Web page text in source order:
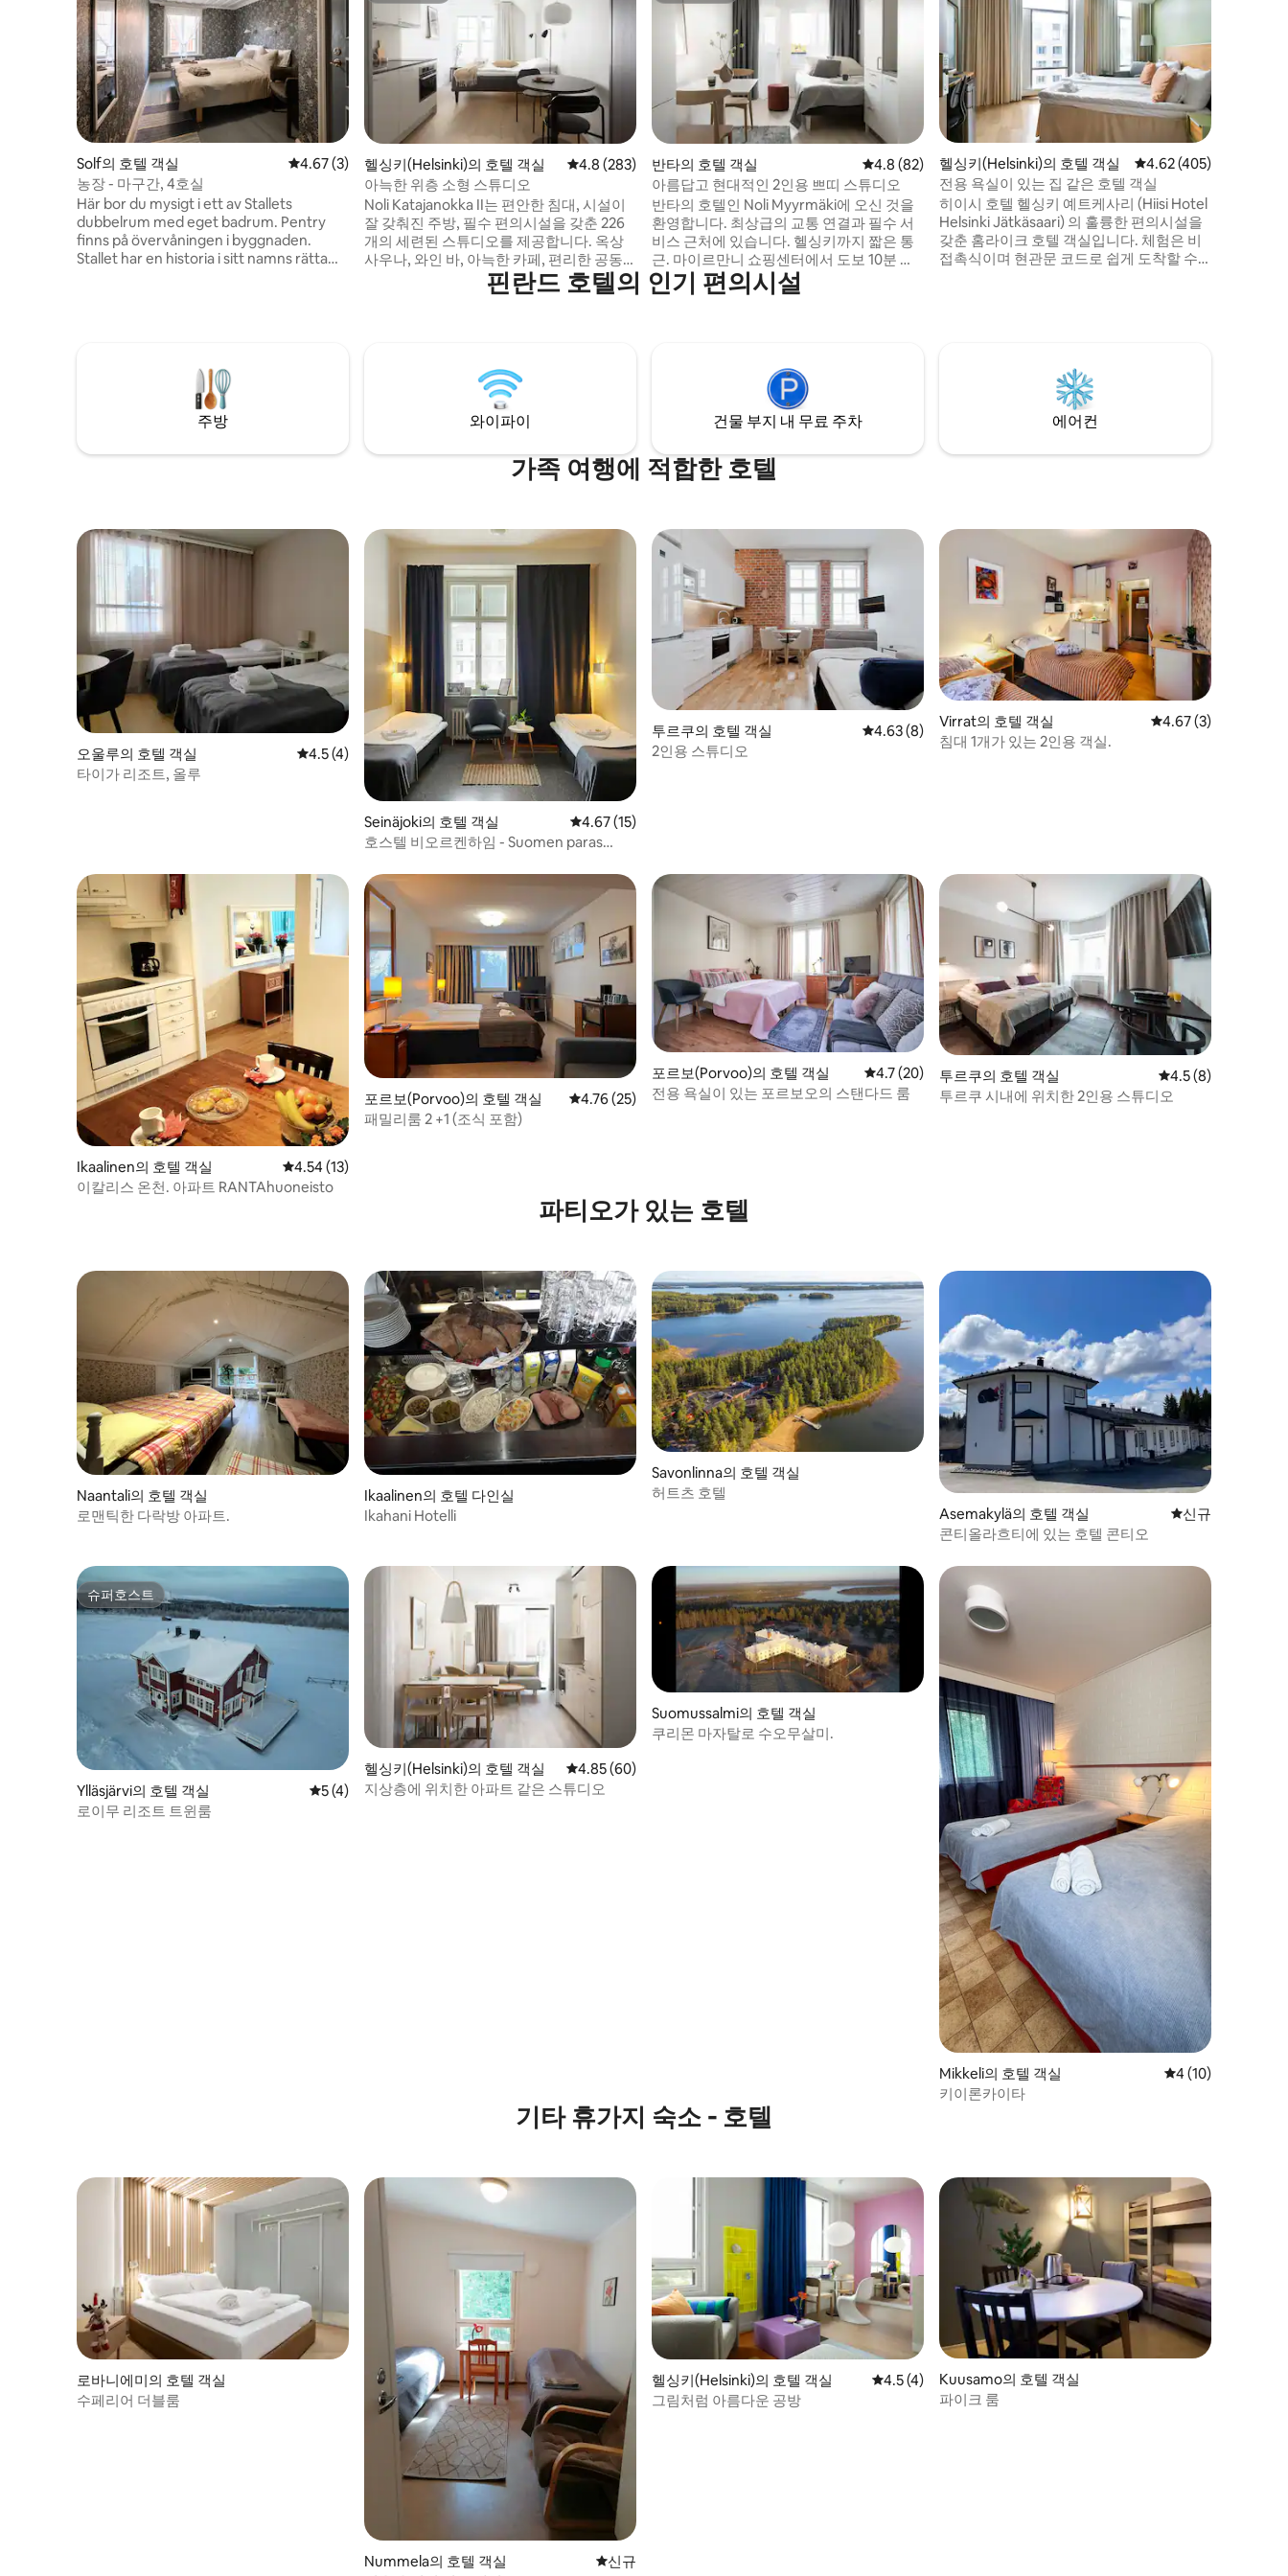
Solf의 호텔 객실 평점 4.67점(5점 만점), 후기 3개
4.67 (3)
농장 - 마구간, 4호실
Här bor du mysigt i ett av Stallets
dubbelrum med eget badrum. Pentry
finns på övervåningen i byggnaden.
Stallet har en historia i sitt namns rätta
med pentry finns på övervåningen i
Stallet. Pentryt ger möjlighet för egen
tillredning av kaffe/te och enklare ätbart.
헬싱키(Helsinki)의 호텔 객실 평점 4.8점(5점 만점), 후기 283개
4.8 (283)
아늑한 위층 소형 스튜디오
Noli Katajanokka II는 편안한 침대, 시설이
잘 갖춰진 주방, 필수 편의시설을 갖춘 226
개의 세련된 스튜디오를 제공합니다. 옥상
사우나, 와인 바, 아늑한 카페, 편리한 공동
작업 공간과 같은 공용 공간이 있습니다.
Pièce de résistance는 건물 꼭대기에 있는
이 마련되어 있습니다. 집처럼 편안한 편안
함과 호텔 편의 시설이 독특하게 어우러져
기억에 남고 편안한 숙박을 보장합니다.
반타의 호텔 객실 평점 4.8점(5점 만점), 후기 82개
4.8 (82)
아름답고 현대적인 2인용 쁘띠 스튜디오
반타의 호텔인 Noli Myyrmäki에 오신 것을
환영합니다. 최상급의 교통 연결과 필수 서
비스 근처에 있습니다. 헬싱키까지 짧은 통
근. 마이르만니 쇼핑센터에서 도보 10분 이
내 거리에 있습니다. 활기찬 거리 예술, 스포
츠 장소, 자연 산책로로 둘러싸여 있습니다.
전한 자전거 주차장, 자전거, 전기차 충전소.
내 집 같은 편안함과 호텔 편의성을 편안하
게 결합하여 생활하세요.
헬싱키(Helsinki)의 호텔 객실 평점 4.62점(5점 만점),
4.62 (405)
전용 욕실이 있는 집 같은 호텔 객실
히이시 호텔 헬싱키 예트케사리 (Hiisi Hotel
Helsinki Jätkäsaari) 의 훌륭한 편의시설을
갖춘 홈라이크 호텔 객실입니다. 체험은 비
접촉식이며 현관문 코드로 쉽게 도착할 수
다. 공용 주방과 세탁실 이용 가능.
핀란드 호텔의 인기 편의시설
주방 와이파이 건물 부지 내 무료 주차 에어컨
가족 여행에 적합한 호텔
오울루의 호텔 객실 평점 4.5점(5점 만점), 후기 4개
4.5 (4)
타이가 리조트, 올루
Seinäjoki의 호텔 객실 평점 4.67점(5점 만점), 후기 15개
4.67 (15)
호스텔 비오르켄하임 - Suomen paras
투르쿠의 호텔 객실 평점 4.63점(5점 만점), 후기 8개
4.63 (8)
2인용 스튜디오
Virrat의 호텔 객실 평점 4.67점(5점 만점
4.67 (3)
침대 1개가 있는 2인용 객실.
Ikaalinen의 호텔 객실 평점 4.54점(5점 만점), 후기 13개
4.54 (13)
이칼리스 온천. 아파트 RANTAhuoneisto
포르보(Porvoo)의 호텔 객실 평점 4.76점(5점 만점), 후기 25개
4.76 (25)
패밀리룸 2 +1 (조식 포함)
포르보(Porvoo)의 호텔 객실 평점 4.7점(5점 만점), 후기 20개
4.7 (20)
전용 욕실이 있는 포르보오의 스탠다드 룸
투르쿠의 호텔 객실 평점 4.5점(5점 만점
4.5 (8)
투르쿠 시내에 위치한 2인용 스튜디오
파티오가 있는 호텔
Naantali의 호텔 객실
로맨틱한 다락방 아파트.
Ikaalinen의 호텔 다인실
Ikahani Hotelli
Savonlinna의 호텔 객실
허트츠 호텔
Asemakylä의 호텔 객실
신규 숙소
신규
콘티올라흐티에 있는 호텔 콘티오
슈퍼호스트
슈퍼호스트
Ylläsjärvi의 호텔 객실 평점 5점(5점 만점), 후기 4개
5 (4)
로이무 리조트 트윈룸
헬싱키(Helsinki)의 호텔 객실 평점 4.85점(5점 만점), 후기 60개
4.85 (60)
지상층에 위치한 아파트 같은 스튜디오
Suomussalmi의 호텔 객실
쿠리몬 마자탈로 수오무살미.
Mikkeli의 호텔 객실 평점 4점(5점 만점
4 (10)
키이론카이타
기타 휴가지 숙소 - 호텔
로바니에미의 호텔 객실
수페리어 더블룸
Nummela의 호텔 객실 신규 숙소
신규
헬싱키(Helsinki)의 호텔 객실 평점 4.5점(5점 만점), 후기 4개
4.5 (4)
그림처럼 아름다운 공방
Kuusamo의 호텔 객실
파이크 룸